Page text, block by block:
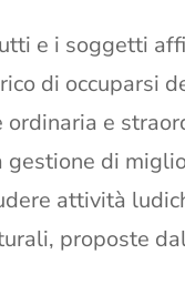
e i soggetti
di occuparsi
ordinaria e
di
attività
proposte